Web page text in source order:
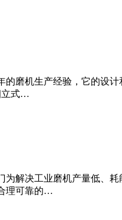
的磨机生产经验，它的设
立式…
为解决工业磨机产量低、
理可靠的…